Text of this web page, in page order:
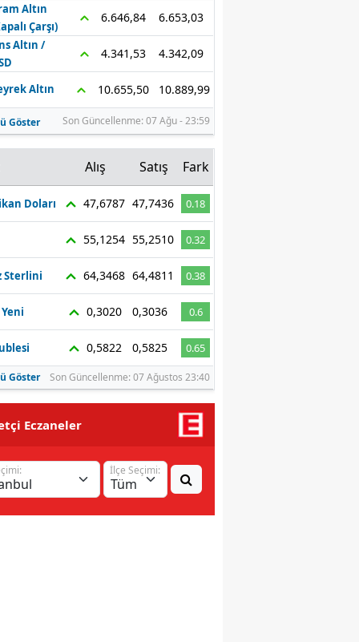
İzmir
Kastamonu
Kayseri
Kırşehir
Kocaeli
Konya
Kütahya
Malatya
Manisa
Kahramanmaraş
Mardin
Muş
Altın
Çarşı)
6.646,84 6.653,03
Altın /
4.341,53 4.342,09
Altın 10.655,50 10.889,99
Göster Son Güncellenme: 07 Ağu - 23:59
Alış Satış Fark
Doları 47,6787 47,7436 0.18
55,1254 55,2510 0.32
Sterlini 64,3468 64,4811 0.38
0,3020 0,3036 0.6
0,5822 0,5825 0.65
Göster Son Güncellenme: 07 Ağustos 23:40
Eczaneler
İlçe Seçimi: